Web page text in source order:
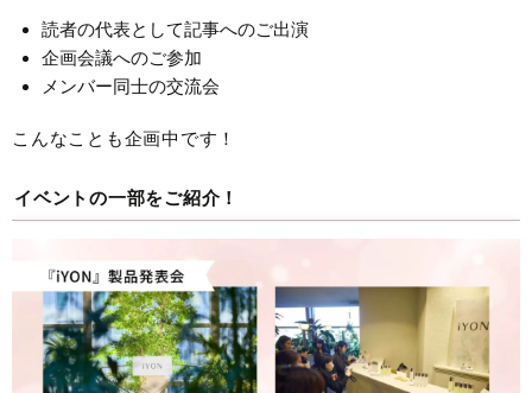
読者の代表として記事へのご出演
企画会議へのご参加
メンバー同士の交流会
こんなことも企画中です！
イベントの一部をご紹介！